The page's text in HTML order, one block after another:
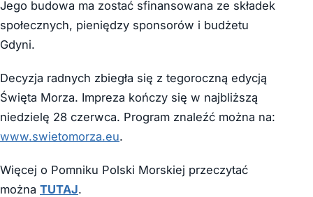
Jego budowa ma zostać sfinansowana ze składek
społecznych, pieniędzy sponsorów i budżetu
Gdyni.
Decyzja radnych zbiegła się z tegoroczną edycją
Święta Morza. Impreza kończy się w najbliższą
niedzielę 28 czerwca. Program znaleźć można na:
www.swietomorza.eu.
Więcej o Pomniku Polski Morskiej przeczytać
można TUTAJ.